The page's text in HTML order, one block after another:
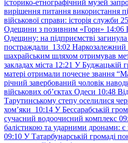
історико-етнографічний музей
вирішення питання використання
військової справи: історія служби
Одещини з позивним «Горн» 14:06
Одещину: на підприємстві
постраждали 13:02 Наркозалежний
шахрайським шляхом отримував
закладах міста 12:21 У Буджацькій
матері отримали почесне звання
річний завербований чоловік
військових обʼєктах Одеси 10:48
Тарутинському степу оселилися
хом’яки 10:14 У Бессарабській
сучасний водоочисний комплекс
балістикою та ударними дронами: є
09:10 У Татарбунарській громаді